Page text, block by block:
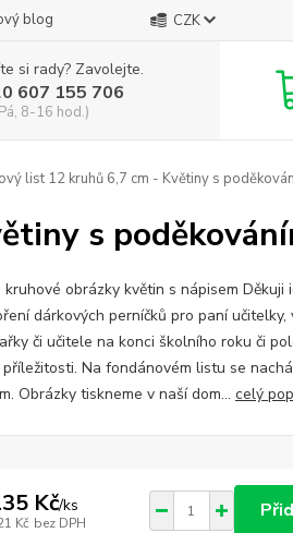
blog CZK
si rady? Zavolejte.
607 155 706
8-16 hod.)
list 12 kruhů 6,7 cm - Květiny s
s
kruhové obrázky květin s nápisem Děkuji
dárkových perníčků pro paní učitelky,
či učitele na konci školního roku či
Na fondánovém listu se
Obrázky tiskneme v naší dom... celý
Kč/ks
Kč bez DPH